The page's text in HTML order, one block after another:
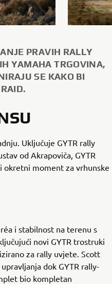
PRAVIH RALLY
YAMAHA TRGOVINA,
SE KAKO BI
Uključuje GYTR rally
od Akrapoviča, GYTR
okretni moment za vrhunske
i stabilnost na terenu s
novi GYTR trostruki
za rally uvjete. Scott
dok GYTR rally-
bio kompletan